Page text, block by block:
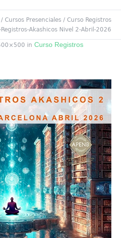
/ Cursos Presenciales / Curso Registros
Registros-Akashicos Nivel 2-Abril-2026
in Curso Registros